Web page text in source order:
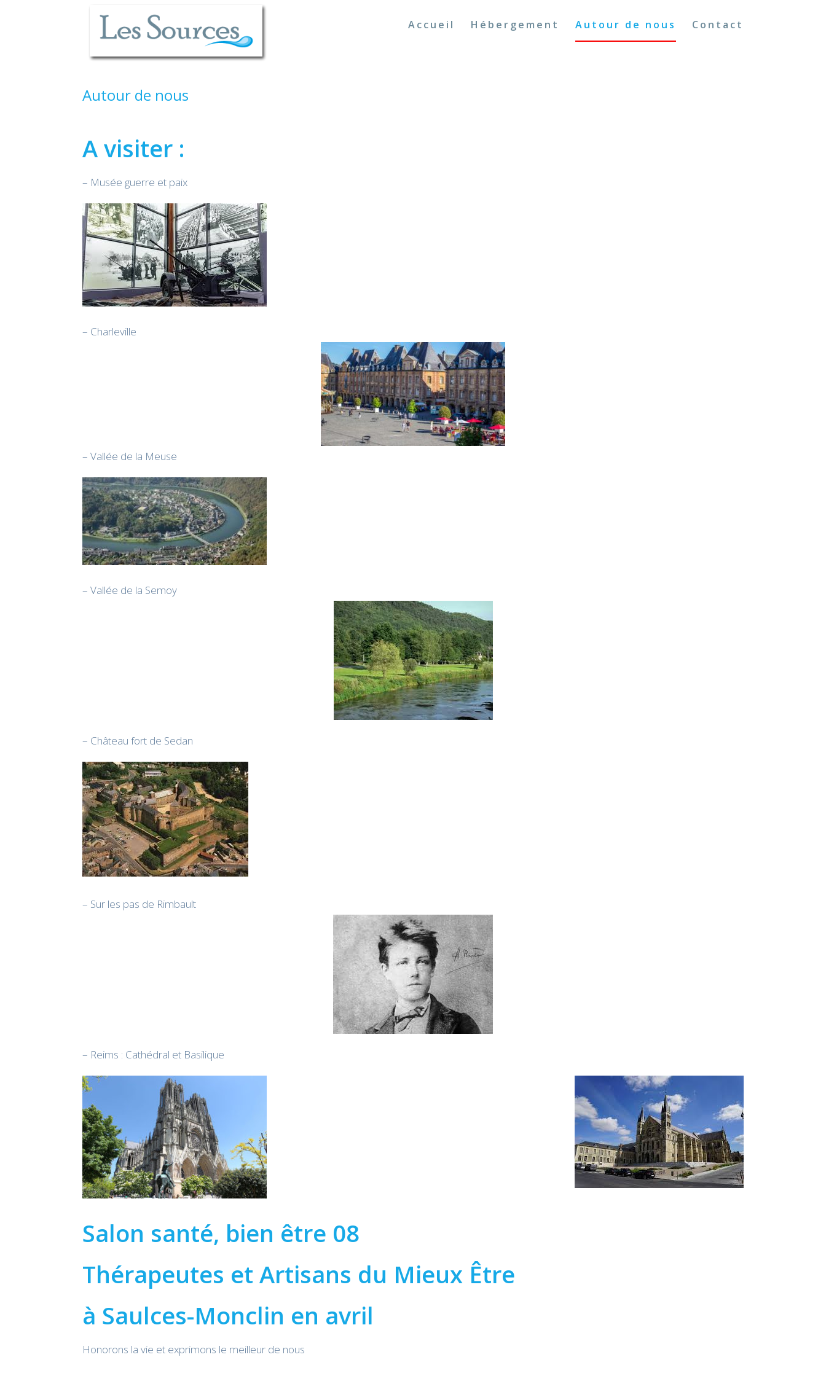
Accueil Hébergement Autour de nous Contact
Autour de nous
A visiter :
– Musée guerre et paix
– Charleville
– Vallée de la Meuse
– Vallée de la Semoy
– Château fort de Sedan
– Sur les pas de Rimbault
– Reims : Cathédral et Basilique
Salon santé, bien être 08
Thérapeutes et Artisans du Mieux Être
à Saulces-Monclin en avril
Honorons la vie et exprimons le meilleur de nous